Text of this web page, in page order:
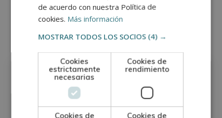
Otras titulaciones
Escritura - Poesía
de acuerdo con nuestra Política de
cookies. Más información
MOSTRAR TODOS LOS SOCIOS (4) →
Cookies
estrictamente
necesarias
Cookies de
rendimiento
Cookies de Cookies de